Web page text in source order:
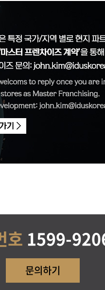
할 수 있는 것을 포
는 다음의 목적을 위
한 계약 이행 및 서비
송 또는 청구서 등
금추심
용에 따른 본인 확인,
와 비인가 사용 방지
활용
) 개발 및 특화, 인구통
호 1599-
문의하기